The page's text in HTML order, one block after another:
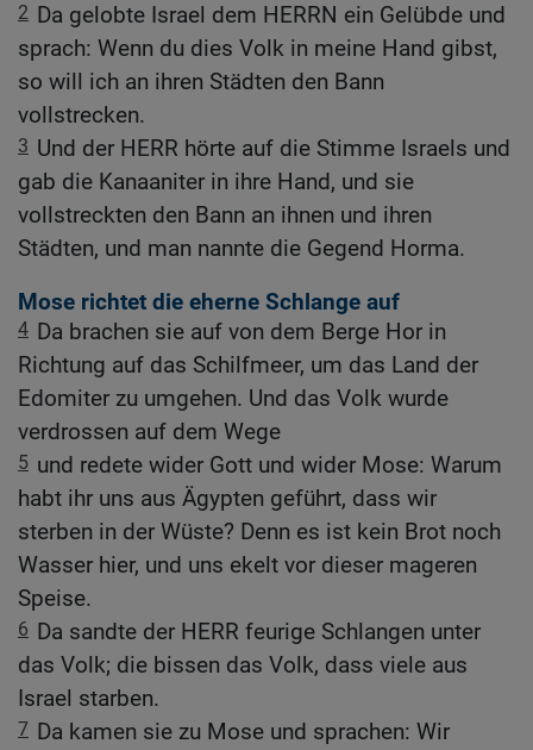
2 Da gelobte Israel dem HERRN ein Gelübde und
sprach: Wenn du dies Volk in meine Hand gibst,
so will ich an ihren Städten den Bann
vollstrecken.
3 Und der HERR hörte auf die Stimme Israels und
gab die Kanaaniter in ihre Hand, und sie
vollstreckten den Bann an ihnen und ihren
Städten, und man nannte die Gegend Horma.
Mose richtet die eherne Schlange auf
4 Da brachen sie auf von dem Berge Hor in
Richtung auf das Schilfmeer, um das Land der
Edomiter zu umgehen. Und das Volk wurde
verdrossen auf dem Wege
5 und redete wider Gott und wider Mose: Warum
habt ihr uns aus Ägypten geführt, dass wir
sterben in der Wüste? Denn es ist kein Brot noch
Wasser hier, und uns ekelt vor dieser mageren
Speise.
6 Da sandte der HERR feurige Schlangen unter
das Volk; die bissen das Volk, dass viele aus
Israel starben.
7 Da kamen sie zu Mose und sprachen: Wir